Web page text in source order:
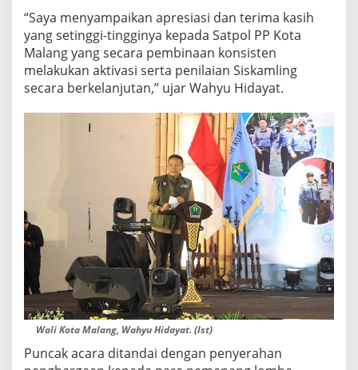
S
K
A
M
L
I
G
O
G
O
K
A
M
P
U
N
G
B
E
R
K
E
“Saya menyampaikan apresiasi dan terima kasih
yang setinggi-tingginya kepada Satpol PP Kota
Malang yang secara pembinaan konsisten
melakukan aktivasi serta penilaian Siskamling
secara berkelanjutan,” ujar Wahyu Hidayat.
Wali Kota Malang, Wahyu Hidayat. (Ist)
Puncak acara ditandai dengan penyerahan